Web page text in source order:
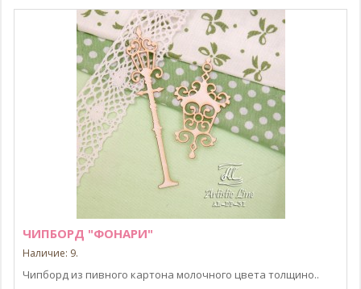
ЧИПБОРД "ФОНАРИ"
Наличие: 9.
Чипборд из пивного картона молочного цвета толщино..